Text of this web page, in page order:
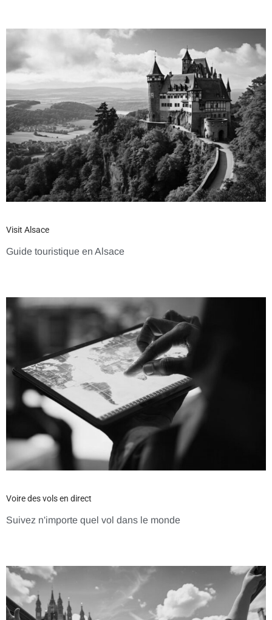
Visit Alsace
Guide touristique en Alsace
Voire des vols en direct
Suivez n'importe quel vol dans le monde